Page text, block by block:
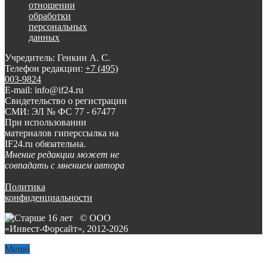
отношении
обработки
персональных
данных
Учредитель: Генкин А. С.
Телефон редакции: +7 (495)
003-9824
E-mail: info@if24.ru
Свидетельство о регистрации
СМИ: ЭЛ № ФС 77 - 67477
При использовании
материалов гиперссылка на
IF24.ru обязательна.
Мнение редакции может не
совпадать с мнением автора
Политика
конфиденциальности
© ООО
«Инвест-Форсайт», 2012-2026
Меню